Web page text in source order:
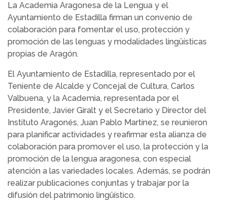
La Academia Aragonesa de la Lengua y el
Ayuntamiento de Estadilla firman un convenio de
colaboración para fomentar el uso, protección y
promoción de las lenguas y modalidades lingüísticas
propias de Aragón.
El Ayuntamiento de Estadilla, representado por el
Teniente de Alcalde y Concejal de Cultura, Carlos
Valbuena, y la Academia, representada por el
Presidente, Javier Giralt y el Secretario y Director del
Instituto Aragonés, Juan Pablo Martínez, se reunieron
para planificar actividades y reafirmar esta alianza de
colaboración para promover el uso, la protección y la
promoción de la lengua aragonesa, con especial
atención a las variedades locales. Además, se podrán
realizar publicaciones conjuntas y trabajar por la
difusión del patrimonio lingüístico.